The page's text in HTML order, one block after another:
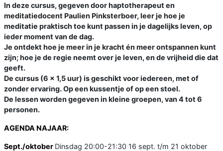
In deze cursus, gegeven door haptotherapeut en
meditatiedocent Paulien Pinksterboer, leer je hoe je
meditatie praktisch toe kunt passen in je dagelijks leven, op
ieder moment van de dag.
Je ontdekt hoe je meer in je kracht én meer ontspannen kunt
zijn; hoe je de regie neemt over je leven, en de vrijheid die dat
geeft.
De cursus (6 x 1,5 uur) is geschikt voor iedereen, met of
zonder ervaring. Op een kussentje of op een stoel.
De lessen worden gegeven in kleine groepen, van 4 tot 6
personen.
AGENDA NAJAAR:
Sept./oktober Dinsdag 20:00-21:30 16 sept. t/m 21 oktober